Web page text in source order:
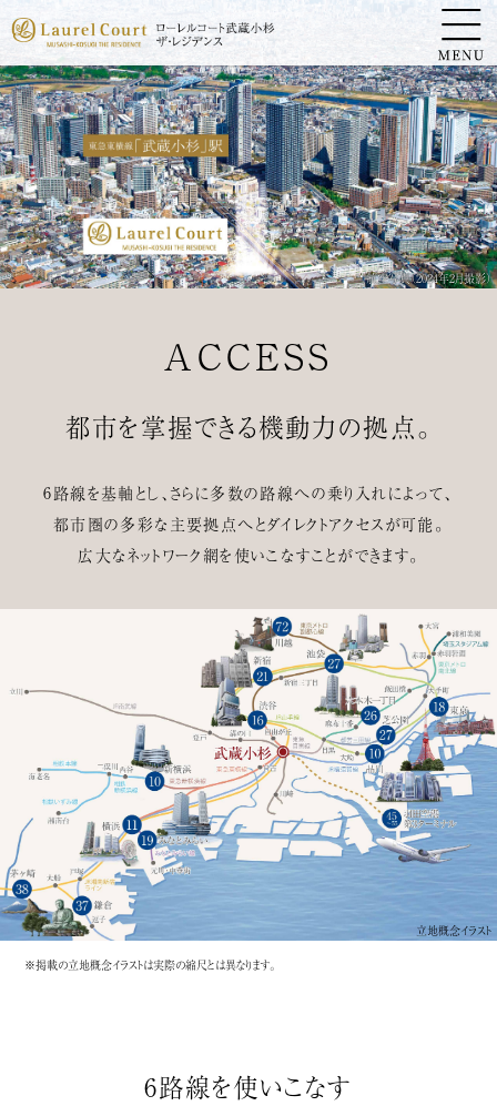
航空写真（2024年2月撮影）
ACCESS
都市を掌握できる機動力の拠点。
6路線を基軸とし、 さらに多数の路線への乗り入れによって、
都市圏の多彩な主要拠点へとダイレクトアクセスが可能。
広大なネットワーク網を使いこなすことができます。
立地概念イラスト
※掲載の立地概念イラストは実際の縮尺とは異なります。
6路線を使いこなす